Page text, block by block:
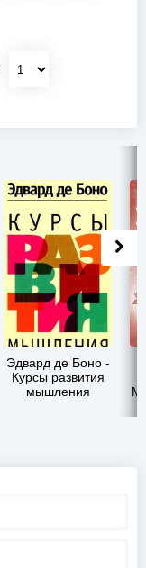
Эдвард де Боно -
Курсы развития
мышления